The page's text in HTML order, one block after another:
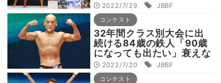
2022/7/29 JBBF
コンテスト
32年間クラス別大会に出
続ける84歳の鉄人「90歳
になっても出たい」衰えな
いモチベーションの秘訣と
は
2022/7/20 JBBF
コンテスト